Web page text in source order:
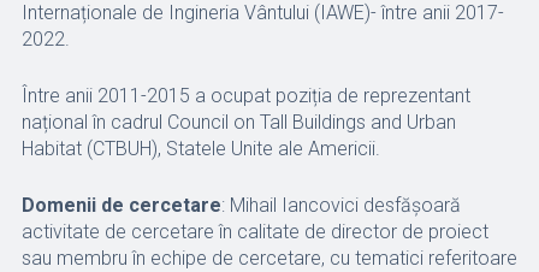
Internaționale de Ingineria Vântului (IAWE)- între anii 2017-
2022.
Între anii 2011-2015 a ocupat poziția de reprezentant
național în cadrul Council on Tall Buildings and Urban
Habitat (CTBUH), Statele Unite ale Americii.
Domenii de cercetare: Mihail Iancovici desfășoară
activitate de cercetare în calitate de director de proiect
sau membru în echipe de cercetare, cu tematici referitoare